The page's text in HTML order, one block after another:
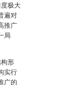
极大
遍对
推广
局
形
实行
广的